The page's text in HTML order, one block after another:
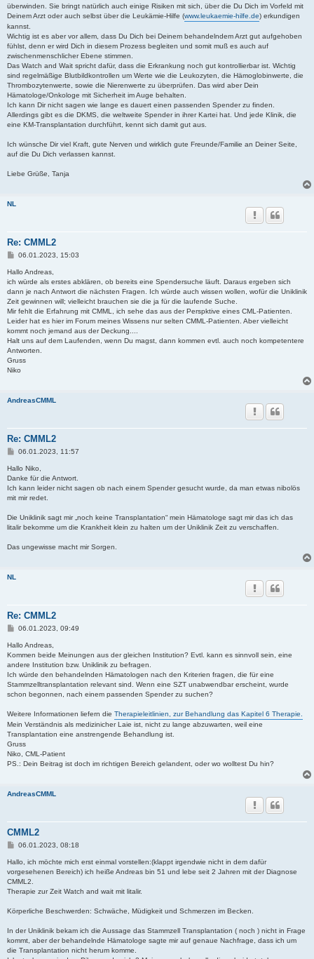
überwinden. Sie bringt natürlich auch einige Risiken mit sich, über die Du Dich im Vorfeld mit
Deinem Arzt oder auch selbst über die Leukämie-Hilfe (www.leukaemie-hilfe.de) erkundigen
kannst.
Wichtig ist es aber vor allem, dass Du Dich bei Deinem behandelndem Arzt gut aufgehoben
fühlst, denn er wird Dich in diesem Prozess begleiten und somit muß es auch auf
zwischenmenschlicher Ebene stimmen.
Das Watch and Wait spricht dafür, dass die Erkrankung noch gut kontrollierbar ist. Wichtig
sind regelmäßige Blutbildkontrollen um Werte wie die Leukozyten, die Hämoglobinwerte, die
Thrombozytenwerte, sowie die Nierenwerte zu überprüfen. Das wird aber Dein
Hämatologe/Onkologe mit Sicherheit im Auge behalten.
Ich kann Dir nicht sagen wie lange es dauert einen passenden Spender zu finden.
Allerdings gibt es die DKMS, die weltweite Spender in ihrer Kartei hat. Und jede Klinik, die
eine KM-Transplantation durchführt, kennt sich damit gut aus.
Ich wünsche Dir viel Kraft, gute Nerven und wirklich gute Freunde/Familie an Deiner Seite,
auf die Du Dich verlassen kannst.
Liebe Grüße, Tanja
NL
Re: CMML2
B
i
t
a
g
06.01.2023, 15:03
Hallo Andreas,
ich würde als erstes abklären, ob bereits eine Spendersuche läuft. Daraus ergeben sich
dann je nach Antwort die nächsten Fragen. Ich würde auch wissen wollen, wofür die Uniklinik
Zeit gewinnen will; vielleicht brauchen sie die ja für die laufende Suche.
Mir fehlt die Erfahrung mit CMML, ich sehe das aus der Perspktive eines CML-Patienten.
Leider hat es hier im Forum meines Wissens nur selten CMML-Patienten. Aber vielleicht
kommt noch jemand aus der Deckung....
Halt uns auf dem Laufenden, wenn Du magst, dann kommen evtl. auch noch kompetentere
Antworten.
Gruss
Niko
AndreasCMML
Re: CMML2
B
i
t
a
g
06.01.2023, 11:57
Hallo Niko,
Danke für die Antwort.
Ich kann leider nicht sagen ob nach einem Spender gesucht wurde, da man etwas nibolös
mit mir redet.
Die Uniklinik sagt mir „noch keine Transplantation“ mein Hämatologe sagt mir das ich das
litalir bekomme um die Krankheit klein zu halten um der Uniklinik Zeit zu verschaffen.
Das ungewisse macht mir Sorgen.
NL
Re: CMML2
B
i
t
a
g
06.01.2023, 09:49
Hallo Andreas,
Kommen beide Meinungen aus der gleichen Institution? Evtl. kann es sinnvoll sein, eine
andere Institution bzw. Uniklinik zu befragen.
Ich würde den behandelnden Hämatologen nach den Kriterien fragen, die für eine
Stammzelltransplantation relevant sind. Wenn eine SZT unabwendbar erscheint, wurde
schon begonnen, nach einem passenden Spender zu suchen?
Weitere Informationen liefern die Therapieleitlinien, zur Behandlung das Kapitel 6 Therapie.
Mein Verständnis als medizinicher Laie ist, nicht zu lange abzuwarten, weil eine
Transplantation eine anstrengende Behandlung ist.
Gruss
Niko, CML-Patient
PS.: Dein Beitrag ist doch im richtigen Bereich gelandent, oder wo wolltest Du hin?
AndreasCMML
CMML2
B
i
t
r
a
g
06.01.2023, 08:18
Hallo, ich möchte mich erst einmal vorstellen:(klappt irgendwie nicht in dem dafür
vorgesehenen Bereich) ich heiße Andreas bin 51 und lebe seit 2 Jahren mit der Diagnose
CMML2.
Therapie zur Zeit Watch and wait mit litalir.
Körperliche Beschwerden: Schwäche, Müdigkeit und Schmerzen im Becken.
In der Uniklinik bekam ich die Aussage das Stammzell Transplantation ( noch ) nicht in Frage
kommt, aber der behandelnde Hämatologe sagte mir auf genaue Nachfrage, dass ich um
die Transplantation nicht herum komme.